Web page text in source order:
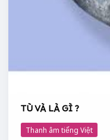
TÙ VÀ LÀ GÌ ?
Thanh âm tiếng Việt